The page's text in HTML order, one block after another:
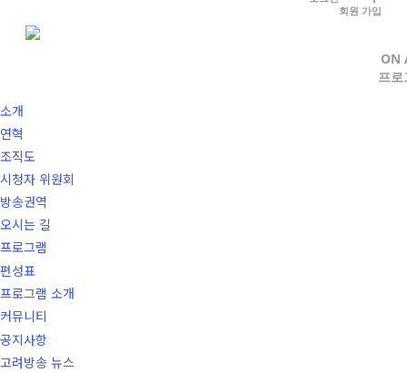
소개
연혁
조직도
시청자 위원회
방송권역
오시는 길
프로그램
편성표
프로그램 소개
커뮤니티
공지사항
고려방송 뉴스
ON
프로
회원 가입